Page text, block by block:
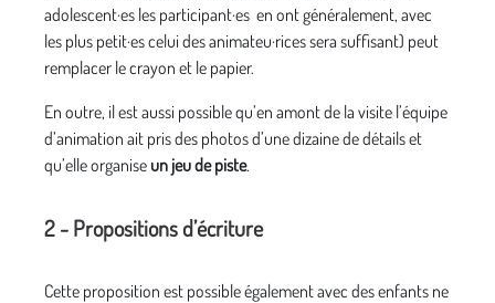
adolescent·es les participant·es en ont généralement, avec
les plus petit·es celui des animateu·rices sera suffisant) peut
remplacer le crayon et le papier.
En outre, il est aussi possible qu’en amont de la visite l’équipe
d’animation ait pris des photos d’une dizaine de détails et
qu’elle organise un jeu de piste.
2 - Propositions d’écriture
Cette proposition est possible également avec des enfants ne